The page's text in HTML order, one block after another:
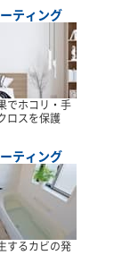
ティング
でホコリ・手
ロスを保護
ティング
するカビの発